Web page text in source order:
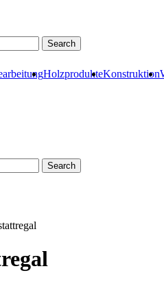
Search
HolzprodukteKonstruktion
Search